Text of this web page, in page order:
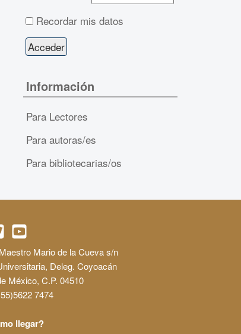
Recordar mis datos
Información
Para Lectores
Para autoras/es
Para bibliotecarias/os
Mario de la Cueva s/n
Deleg. Coyoacán
México, C.P. 04510
7474
llegar?